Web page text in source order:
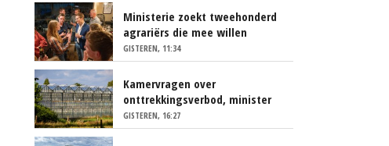
Ministerie zoekt tweehonderd
agrariërs die mee willen
denken
GISTEREN, 11:34
Kamervragen over
onttrekkingsverbod, minister
spreekt van ‘ondernemersrisico’
GISTEREN, 16:27